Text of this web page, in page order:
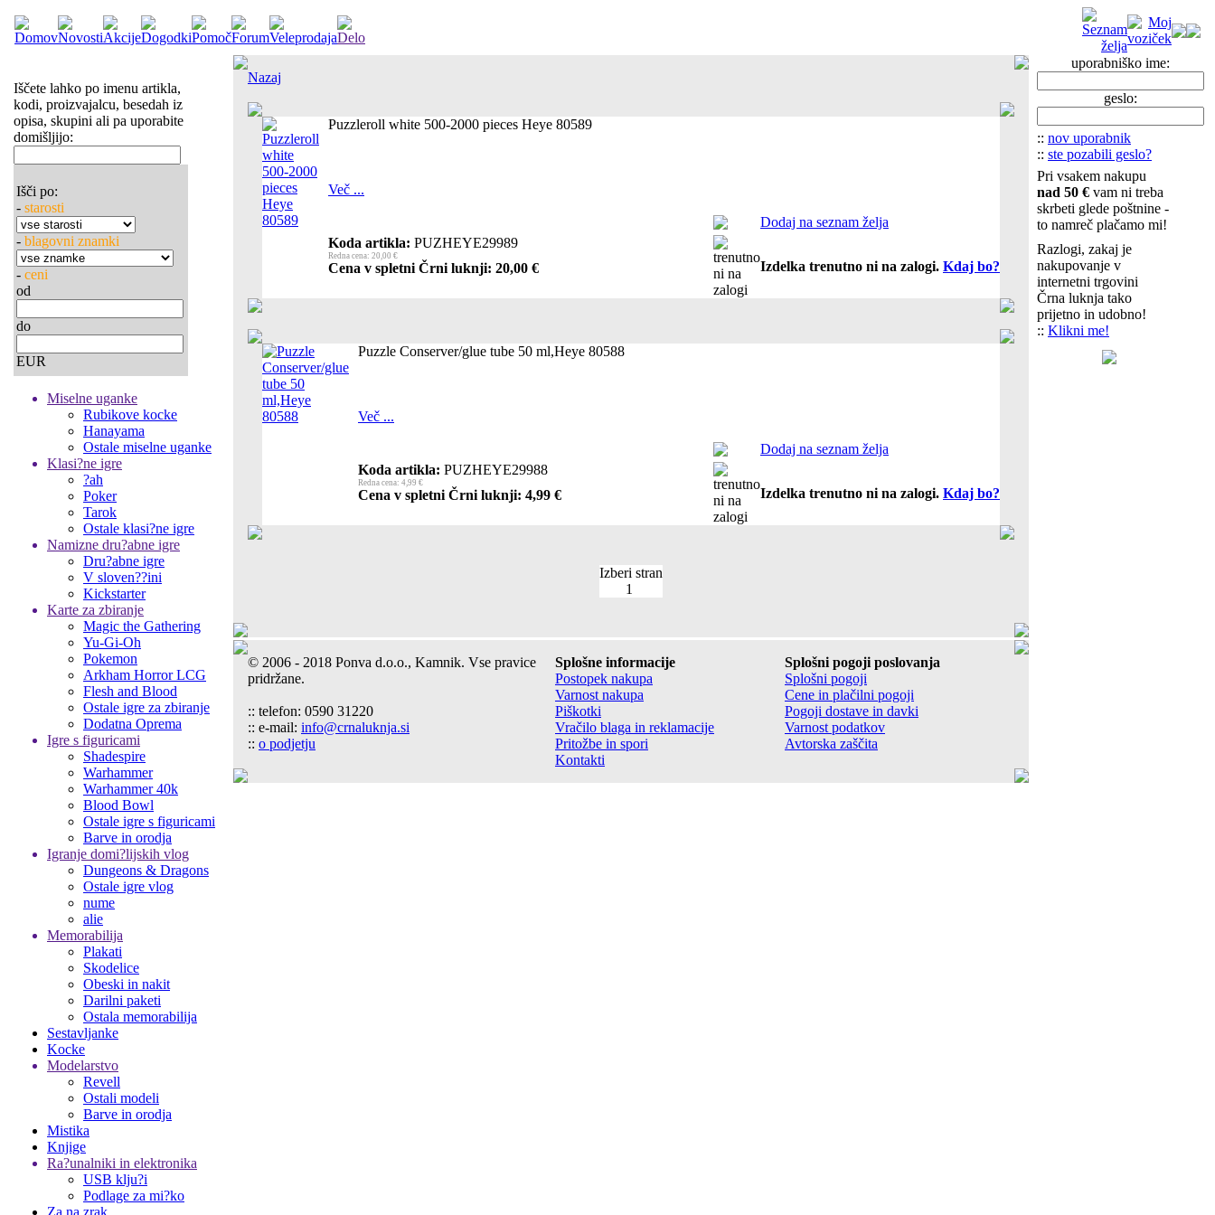
Iščete lahko po imenu artikla,
kodi, proizvajalcu, besedah iz
opisa, skupini ali pa uporabite
domišljijo:
Išči po:
- starosti
- blagovni znamki
- ceni
od
do
EUR
Miselne uganke
Rubikove kocke
Hanayama
Ostale miselne uganke
Klasi?ne igre
?ah
Poker
Tarok
Ostale klasi?ne igre
Namizne dru?abne igre
Dru?abne igre
V sloven??ini
Kickstarter
Karte za zbiranje
Magic the Gathering
Yu-Gi-Oh
Pokemon
Arkham Horror LCG
Flesh and Blood
Ostale igre za zbiranje
Dodatna Oprema
Igre s figuricami
Shadespire
Warhammer
Warhammer 40k
Blood Bowl
Ostale igre s figuricami
Barve in orodja
Igranje domi?lijskih vlog
Dungeons & Dragons
Ostale igre vlog
nume
alie
Memorabilija
Plakati
Skodelice
Obeski in nakit
Darilni paketi
Ostala memorabilija
Sestavljanke
Kocke
Modelarstvo
Revell
Ostali modeli
Barve in orodja
Mistika
Knjige
Ra?unalniki in elektronika
USB klju?i
Podlage za mi?ko
Za na zrak
Nazaj
Puzzleroll white 500-2000 pieces Heye 80589
Več ...
Koda artikla: PUZHEYE29989
Redna cena: 20,00 €
Cena v spletni Črni luknji: 20,00 €
Dodaj na seznam želja
Izdelka trenutno ni na zalogi. Kdaj bo?
Puzzle Conserver/glue tube 50 ml,Heye 80588
Več ...
Koda artikla: PUZHEYE29988
Redna cena: 4,99 €
Cena v spletni Črni luknji: 4,99 €
Dodaj na seznam želja
Izdelka trenutno ni na zalogi. Kdaj bo?
Izberi stran
1
© 2006 - 2018 Ponva d.o.o., Kamnik. Vse pravice
pridržane.
:: telefon: 0590 31220
:: e-mail: info@crnaluknja.si
:: o podjetju
Splošne informacije
Postopek nakupa
Varnost nakupa
Piškotki
Vračilo blaga in reklamacije
Pritožbe in spori
Kontakti
Splošni pogoji poslovanja
Splošni pogoji
Cene in plačilni pogoji
Pogoji dostave in davki
Varnost podatkov
Avtorska zaščita
uporabniško ime:
geslo:
:: nov uporabnik
:: ste pozabili geslo?
Pri vsakem nakupu
nad 50 € vam ni treba
skrbeti glede poštnine -
to namreč plačamo mi!
Razlogi, zakaj je
nakupovanje v
internetni trgovini
Črna luknja tako
prijetno in udobno!
:: Klikni me!